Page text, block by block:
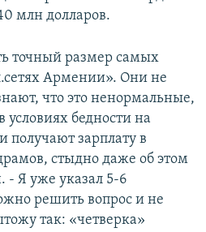
млн долларов.
точный размер самых
Армении». Они не
что это ненормальные,
условиях бедности на
получают зарплату в
стыдно даже об этом
- Я уже указал 5-6
решить вопрос и не
так: «четверка»